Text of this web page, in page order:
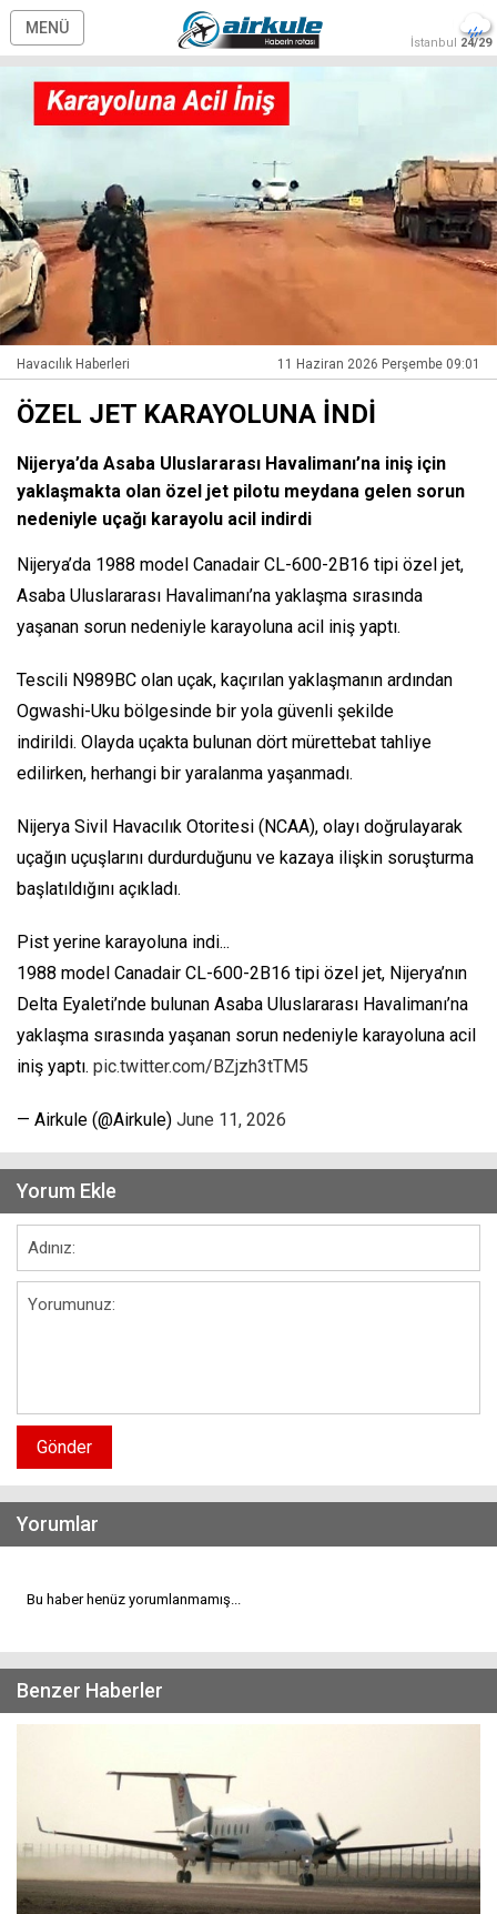
MENÜ
İstanbul 24/29
Havacılık Haberleri 11 Haziran 2026 Perşembe 09:01
ÖZEL JET KARAYOLUNA İNDİ
Nijerya’da Asaba Uluslararası Havalimanı’na iniş için
yaklaşmakta olan özel jet pilotu meydana gelen sorun
nedeniyle uçağı karayolu acil indirdi
Nijerya’da 1988 model Canadair CL-600-2B16 tipi özel jet,
Asaba Uluslararası Havalimanı’na yaklaşma sırasında
yaşanan sorun nedeniyle karayoluna acil iniş yaptı.
Tescili N989BC olan uçak, kaçırılan yaklaşmanın ardından
Ogwashi-Uku bölgesinde bir yola güvenli şekilde
indirildi. Olayda uçakta bulunan dört mürettebat tahliye
edilirken, herhangi bir yaralanma yaşanmadı.
Nijerya Sivil Havacılık Otoritesi (NCAA), olayı doğrulayarak
uçağın uçuşlarını durdurduğunu ve kazaya ilişkin soruşturma
başlatıldığını açıkladı.
Pist yerine karayoluna indi...
1988 model Canadair CL-600-2B16 tipi özel jet, Nijerya’nın
Delta Eyaleti’nde bulunan Asaba Uluslararası Havalimanı’na
yaklaşma sırasında yaşanan sorun nedeniyle karayoluna acil
iniş yaptı. pic.twitter.com/BZjzh3tTM5
— Airkule (@Airkule) June 11, 2026
Yorum Ekle
Gönder
Yorumlar
Bu haber henüz yorumlanmamış...
Benzer Haberler